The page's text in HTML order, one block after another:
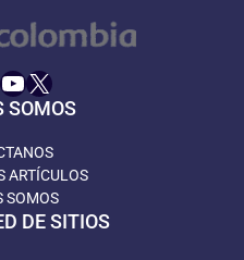
YouTube
X
SOMOS
ARTÍCULOS
SOMOS
DE SITIOS